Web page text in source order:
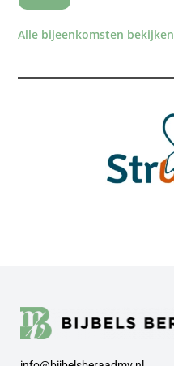
Alle bijeenkomsten bekijken